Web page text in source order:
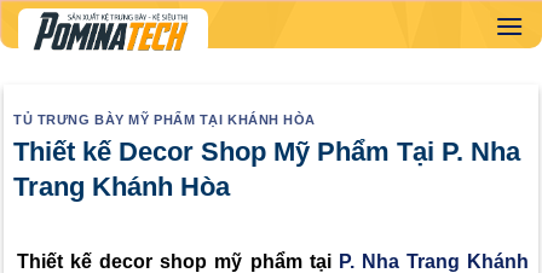
Skip
to
TỦ TRƯNG BÀY MỸ PHẨM TẠI KHÁNH HÒA
Thiết kế Decor Shop Mỹ Phẩm Tại P. Nha
Trang Khánh Hòa
Thiết kế decor shop mỹ phẩm tại P. Nha Trang Khánh